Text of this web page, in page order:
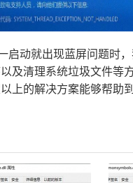
启动就出现蓝屏问题时
及清理系统垃圾文件等
上的解决方案能够帮助